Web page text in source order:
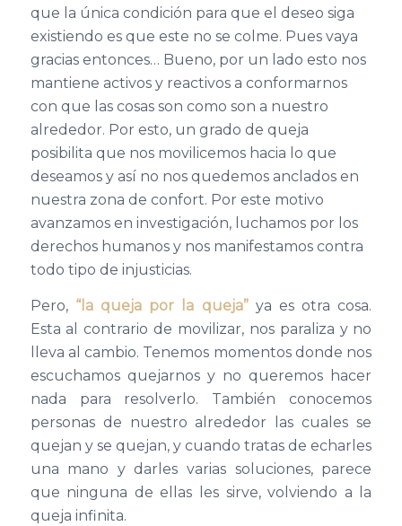
que la única condición para que el deseo siga
existiendo es que este no se colme. Pues vaya
gracias entonces… Bueno, por un lado esto nos
mantiene activos y reactivos a conformarnos
con que las cosas son como son a nuestro
alrededor. Por esto, un grado de queja
posibilita que nos movilicemos hacia lo que
deseamos y así no nos quedemos anclados en
nuestra zona de confort. Por este motivo
avanzamos en investigación, luchamos por los
derechos humanos y nos manifestamos contra
todo tipo de injusticias.
Pero, “la queja por la queja”ya es otra cosa.
Esta al contrario de movilizar, nos paraliza y no
lleva al cambio. Tenemos momentos donde nos
escuchamos quejarnos y no queremos hacer
nada para resolverlo. También conocemos
personas de nuestro alrededor las cuales se
quejan y se quejan, y cuando tratas de echarles
una mano y darles varias soluciones, parece
que ninguna de ellas les sirve, volviendo a la
queja infinita.